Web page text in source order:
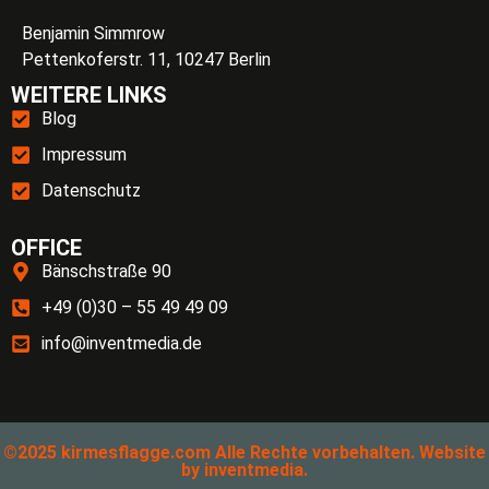
Benjamin Simmrow
Pettenkoferstr. 11, 10247 Berlin
WEITERE LINKS
Blog
Impressum
Datenschutz
OFFICE
Bänschstraße 90
+49 (0)30 – 55 49 49 09
info@inventmedia.de
©2025 kirmesflagge.com Alle Rechte vorbehalten. Website
by inventmedia.